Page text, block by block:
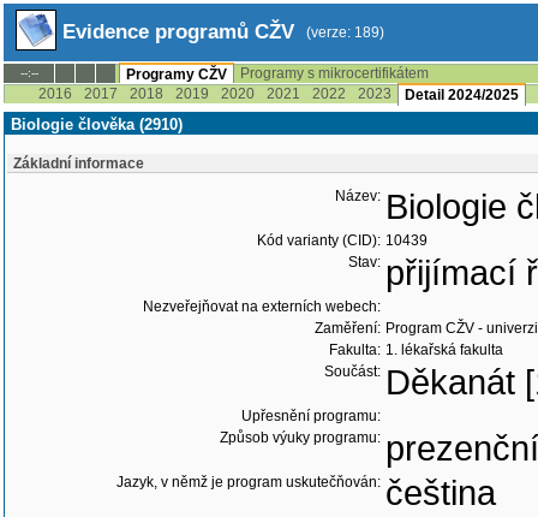
Evidence programů CŽV (verze: 189)
--:-- Programy CŽV
Programy s mikrocertifikátem
2016
2017 2018 2019 2020 2021 2022 2023 Detail 2024/2025
Biologie člověka (2910)
Základní informace
Název: Biologie
Kód varianty (CID): 10439
Stav: přijímací
Nezveřejňovat na externích webech:
Zaměření: Program CŽV -
Fakulta: 1. lékařská fakulta
Součást: Děkanát
Upřesnění programu:
Způsob výuky programu: prezenční
Jazyk, v němž je program uskutečňován: čeština